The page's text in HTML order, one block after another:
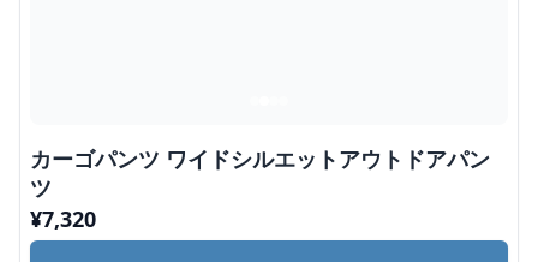
カーゴパンツ ワイドシルエットアウトドアパン
ツ
¥7,320